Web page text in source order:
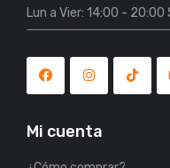
Lun a Vier: 14:00 - 20:00
Mi cuenta